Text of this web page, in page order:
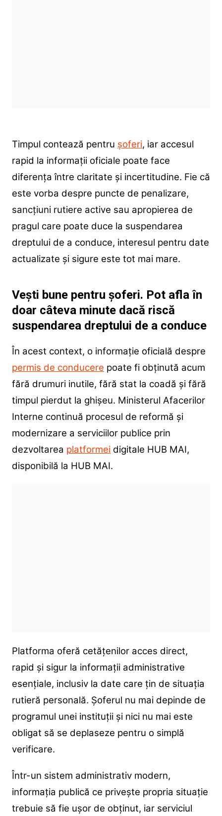
Timpul contează pentru șoferi, iar accesul
rapid la informații oficiale poate face
diferența între claritate și incertitudine. Fie că
este vorba despre puncte de penalizare,
sancțiuni rutiere active sau apropierea de
pragul care poate duce la suspendarea
dreptului de a conduce, interesul pentru date
actualizate și sigure este tot mai mare.
Vești bune pentru șoferi. Pot afla în
doar câteva minute dacă riscă
suspendarea dreptului de a conduce
În acest context, o informație oficială despre
permis de conducere poate fi obținută acum
fără drumuri inutile, fără stat la coadă și fără
timpul pierdut la ghișeu. Ministerul Afacerilor
Interne continuă procesul de reformă și
modernizare a serviciilor publice prin
dezvoltarea platformeidigitale HUB MAI,
disponibilă la HUB MAI.
Platforma oferă cetățenilor acces direct,
rapid și sigur la informații administrative
esențiale, inclusiv la date care țin de situația
rutieră personală. Șoferul nu mai depinde de
programul unei instituții și nici nu mai este
obligat să se deplaseze pentru o simplă
verificare.
Într-un sistem administrativ modern,
informația publică ce privește propria situație
trebuie să fie ușor de obținut, iar serviciul